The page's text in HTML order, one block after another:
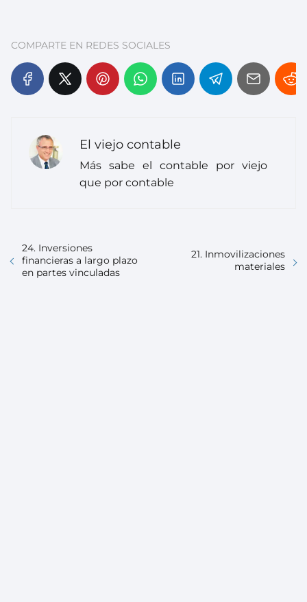
COMPARTE EN REDES SOCIALES
El viejo contable
Más sabe el contable por viejo
que por contable
24. Inversiones
financieras a largo plazo
en partes vinculadas
21. Inmovilizaciones
materiales